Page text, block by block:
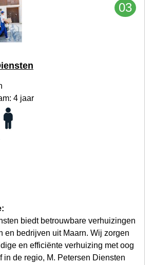
03
4 jaar
biedt betrouwbare verhuizingen
en bedrijven uit Maarn. Wij zorgen
en efficiënte verhuizing met oog
in de regio, M. Petersen Diensten